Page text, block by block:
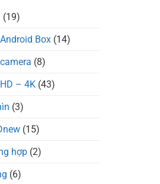
(19)
Box (14)
(8)
– 4K (43)
(3)
(15)
hợp (2)
(6)